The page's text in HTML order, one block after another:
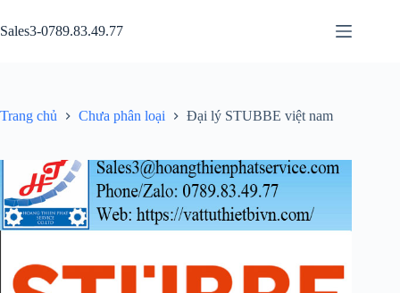
đến
phần
Sales3-0789.83.49.77
Trang chủ Chưa phân loại Đại lý STUBBE việt nam